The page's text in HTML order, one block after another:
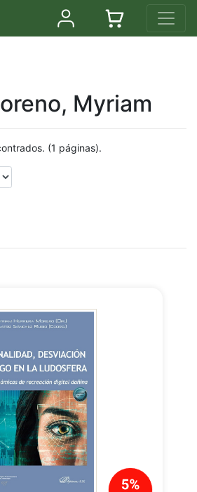
Myriam
(1 páginas).